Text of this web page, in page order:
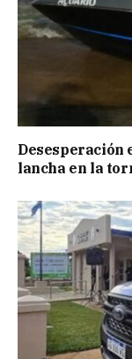
Desesperación
lancha en la